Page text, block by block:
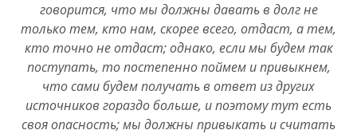
говорится, что мы должны давать в долг не
только тем, кто нам, скорее всего, отдаст, а тем,
кто точно не отдаст; однако, если мы будем так
поступать, то постепенно поймем и привыкнем,
что сами будем получать в ответ из других
источников гораздо больше, и поэтому тут есть
своя опасность; мы должны привыкать и считать